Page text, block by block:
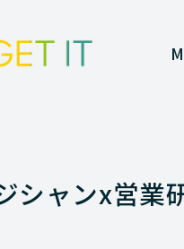
シャンx営業